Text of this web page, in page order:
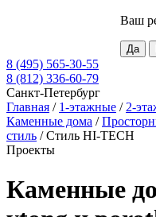
Ваш
8 (495) 565-30-55
8 (812) 336-60-79
Санкт-Петербург
Главная / 1-этажные / 2-
Каменные дома /
стиль /Стиль HI-TECH
Проекты
Каменные